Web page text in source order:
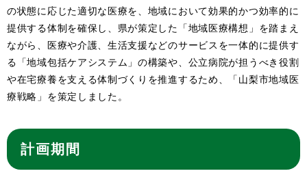
の状態に応じた適切な医療を、地域において効果的かつ効率的に
提供する体制を確保し、県が策定した「地域医療構想」を踏まえ
ながら、医療や介護、⽣活⽀援などのサービスを⼀体的に提供す
る「地域包括ケアシステム」の構築や、公⽴病院が担うべき役割
や在宅療養を⽀える体制づくりを推進するため、「⼭梨市地域医
療戦略」を策定しました。
計画期間